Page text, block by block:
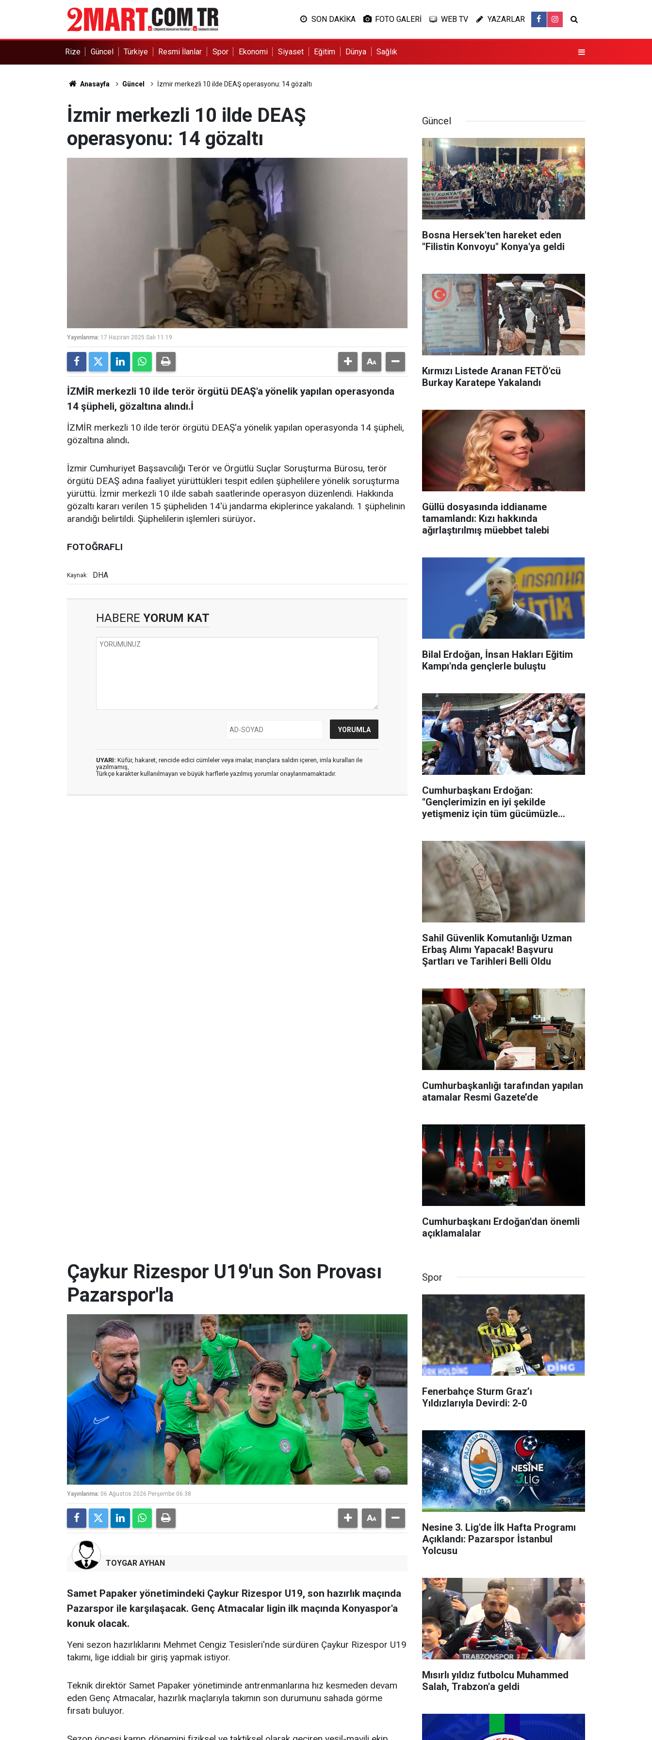
SON DAKİKA FOTO GALERİ WEB TV YAZARLAR
Rize Güncel Türkiye Resmi İlanlar Spor Ekonomi Siyaset Eğitim Dünya Sağlık
Anasayfa Güncel İzmir merkezli 10 ilde DEAŞ operasyonu: 14 gözaltı
İzmir merkezli 10 ilde DEAŞ
operasyonu: 14 gözaltı
Yayınlanma: 17 Haziran 2025 Salı 11:19
İZMİR merkezli 10 ilde terör örgütü DEAŞ'a yönelik yapılan operasyonda
14 şüpheli, gözaltına alındı.İ
İZMİR merkezli 10 ilde terör örgütü DEAŞ'a yönelik yapılan operasyonda 14 şüpheli,
gözaltına alındı.
İzmir Cumhuriyet Başsavcılığı Terör ve Örgütlü Suçlar Soruşturma Bürosu, terör
örgütü DEAŞ adına faaliyet yürüttükleri tespit edilen şüphelilere yönelik soruşturma
yürüttü. İzmir merkezli 10 ilde sabah saatlerinde operasyon düzenlendi. Hakkında
gözaltı kararı verilen 15 şüpheliden 14'ü jandarma ekiplerince yakalandı. 1 şüphelinin
arandığı belirtildi. Şüphelilerin işlemleri sürüyor.
FOTOĞRAFLI
Kaynak: DHA
HABERE YORUM KAT
UYARI: Küfür, hakaret, rencide edici cümleler veya imalar, inançlara saldırı içeren, imla kuralları ile
yazılmamış,
Türkçe karakter kullanılmayan ve büyük harflerle yazılmış yorumlar onaylanmamaktadır.
Güncel
Bosna Hersek'ten hareket eden
"Filistin Konvoyu" Konya'ya geldi
Kırmızı Listede Aranan FETÖ'cü
Burkay Karatepe Yakalandı
Güllü dosyasında iddianame
tamamlandı: Kızı hakkında
ağırlaştırılmış müebbet talebi
Bilal Erdoğan, İnsan Hakları Eğitim
Kampı'nda gençlerle buluştu
Cumhurbaşkanı Erdoğan:
"Gençlerimizin en iyi şekilde
yetişmeniz için tüm gücümüzle
Sahil Güvenlik Komutanlığı Uzman
Erbaş Alımı Yapacak! Başvuru
Şartları ve Tarihleri Belli Oldu
Cumhurbaşkanlığı tarafından yapılan
atamalar Resmi Gazete’de
Cumhurbaşkanı Erdoğan'dan önemli
açıklamalalar
Çaykur Rizespor U19'un Son Provası
Pazarspor'la
Yayınlanma: 06 Ağustos 2026 Perşembe 06:38
TOYGAR AYHAN
Samet Papaker yönetimindeki Çaykur Rizespor U19, son hazırlık maçında
Pazarspor ile karşılaşacak. Genç Atmacalar ligin ilk maçında Konyaspor'a
konuk olacak.
Yeni sezon hazırlıklarını Mehmet Cengiz Tesisleri'nde sürdüren Çaykur Rizespor U19
takımı, lige iddialı bir giriş yapmak istiyor.
Teknik direktör Samet Papaker yönetiminde antrenmanlarına hız kesmeden devam
eden Genç Atmacalar, hazırlık maçlarıyla takımın son durumunu sahada görme
fırsatı buluyor.
Spor
Fenerbahçe Sturm Graz’ı
Yıldızlarıyla Devirdi: 2-0
Nesine 3. Lig'de İlk Hafta Programı
Açıklandı: Pazarspor İstanbul
Yolcusu
Mısırlı yıldız futbolcu Muhammed
Salah, Trabzon'a geldi